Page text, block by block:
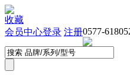
收藏
0577-
登录 注册
会员中心